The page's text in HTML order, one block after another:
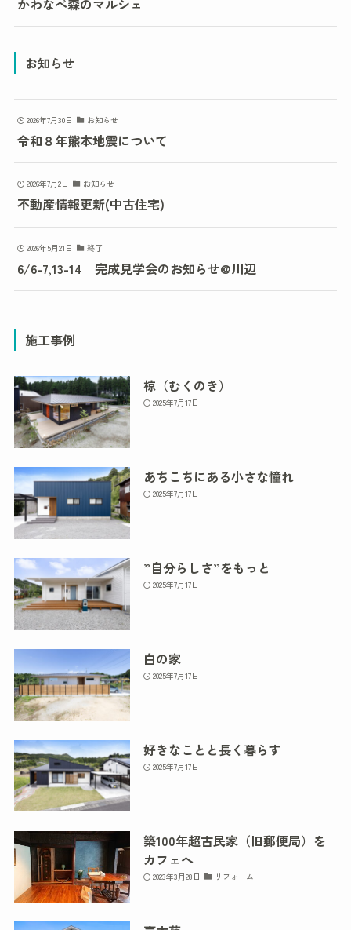
お知らせ
2026年7月30日 お知らせ
令和８年熊本地震について
2026年7月2日 お知らせ
不動産情報更新(中古住宅)
2026年5月21日 終了
6/6-7,13-14 完成見学会のお知らせ@川辺
施工事例
椋（むくのき）
2025年7月17日
あちこちにある小さな憧れ
2025年7月17日
”自分らしさ”をもっと
2025年7月17日
白の家
2025年7月17日
好きなことと長く暮らす
2025年7月17日
築100年超古民家（旧郵便局）を
カフェへ
2023年3月28日 リフォーム